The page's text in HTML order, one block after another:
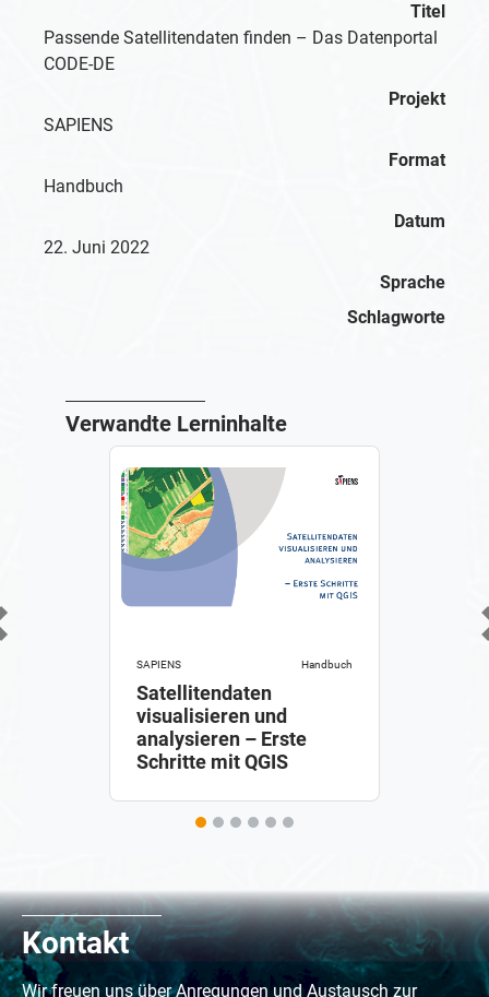
Titel
Passende Satellitendaten finden – Das Datenportal
CODE-DE
Projekt
SAPIENS
Format
Handbuch
Datum
22. Juni 2022
Sprache
Schlagworte
Verwandte Lerninhalte
SAPIENS Handbuch
Satellitendaten
visualisieren und
analysieren – Erste
Schritte mit QGIS
Kontakt
Wir freuen uns über Anregungen und Austausch zur